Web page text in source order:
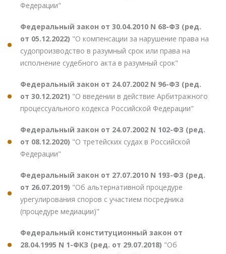
Федерации"
Федеральный закон от 30.04.2010 N 68-ФЗ (ред.
от 05.12.2022) "О компенсации за нарушение права на
судопроизводство в разумный срок или права на
исполнение судебного акта в разумный срок"
Федеральный закон от 24.07.2002 N 96-ФЗ (ред.
от 30.12.2021) "О введении в действие Арбитражного
процессуального кодекса Российской Федерации"
Федеральный закон от 24.07.2002 N 102-ФЗ (ред.
от 08.12.2020) "О третейских судах в Российской
Федерации"
Федеральный закон от 27.07.2010 N 193-ФЗ (ред.
от 26.07.2019) "Об альтернативной процедуре
урегулирования споров с участием посредника
(процедуре медиации)"
Федеральный конституционный закон от
28.04.1995 N 1-ФКЗ (ред. от 29.07.2018) "Об